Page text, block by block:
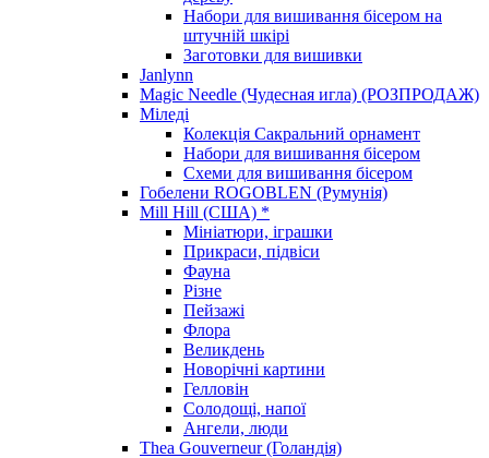
Набори для вишивання бісером на
штучній шкірі
Заготовки для вишивки
Janlynn
Magic Needle (Чудесная игла) (РОЗПРОДАЖ)
Міледі
Колекція Сакральний орнамент
Набори для вишивання бісером
Схеми для вишивання бісером
Гобелени ROGOBLEN (Румунія)
Mill Hill (США) *
Мініатюри, іграшки
Прикраси, підвіси
Фауна
Різне
Пейзажі
Флора
Великдень
Новорічні картини
Гелловін
Солодощі, напої
Ангели, люди
Thea Gouverneur (Голандія)